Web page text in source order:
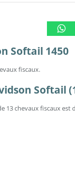
Softail 1450
fiscaux.
Softail
13 chevaux fiscaux est